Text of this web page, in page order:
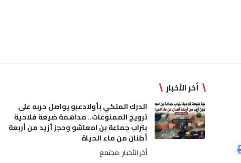
أخر الأخبار
الدرك الملكي بأولادعبو يواصل حربه على
ترويج الممنوعات.. مداهمة ضيعة فلاحية
بتراب جماعة بن امعاشو وحجز أزيد من أربعة
أطنان من ماء الحياة
أخر الأخبار مجتمع